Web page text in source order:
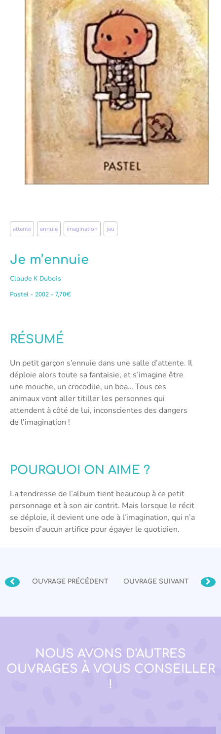
attente ennuie imagination jeu
Je m’ennuie
Claude K Dubois
Pastel - 2002 - 7,70€
RÉSUMÉ
Un petit garçon s’ennuie dans une salle d’attente. Il
déploie alors toute sa fantaisie, et s’imagine être
une mouche, un crocodile, un boa… Tous ces
animaux vont aller titiller les personnes qui
attendent à côté de lui, inconscientes des dangers
de l’imagination !
POURQUOI ON AIME ?
La tendresse de l’album tient beaucoup à ce petit
personnage et à son air contrit. Mais lorsque le récit
se déploie, il devient une ode à l’imagination, qui n’a
besoin d’aucun artifice pour égayer le quotidien.
OUVRAGE PRÉCÉDENT OUVRAGE SUIVANT
NOUS AVONS D'AUTRES
OUVRAGES À VOUS CONSEILLER
!